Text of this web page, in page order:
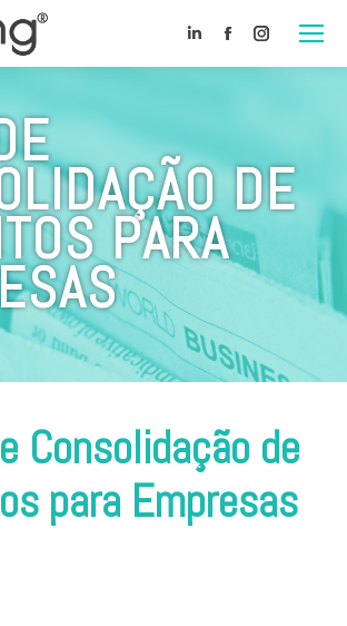
Linkedin
Facebook
DE
PARA
Consolidação de
para Empresas